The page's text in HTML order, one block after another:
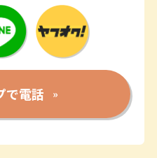
で電話